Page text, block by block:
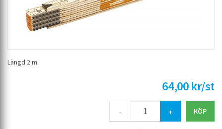
Längd 2 m.
64,00 kr/st
- +